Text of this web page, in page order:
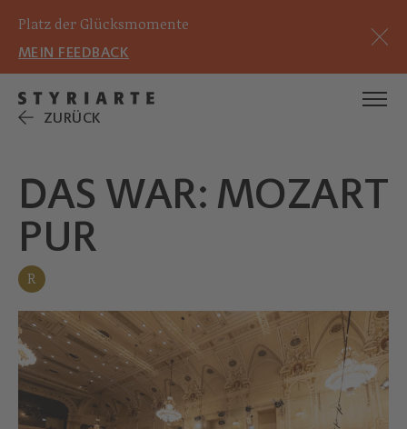
Platz der Glücksmomente
MEIN FEEDBACK
ZURÜCK
DAS WAR: MOZART
PUR
R